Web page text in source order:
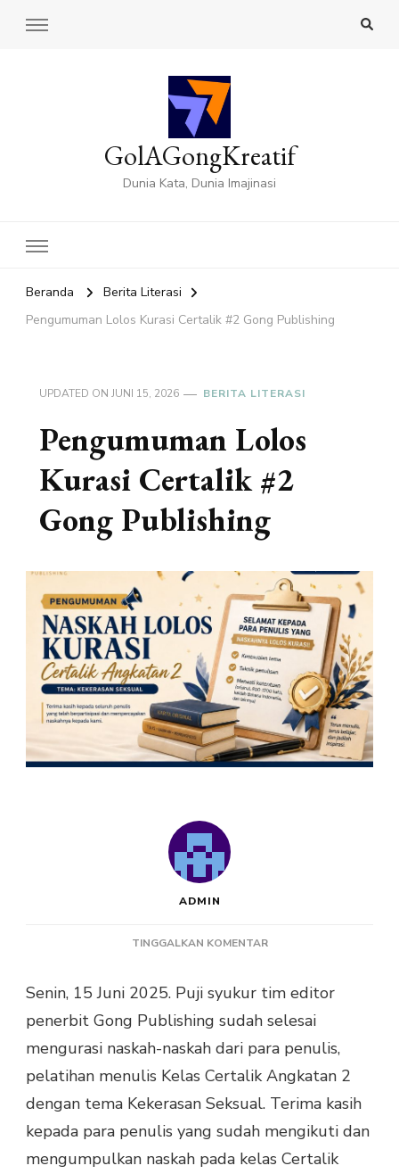
GolAGongKreatif
Dunia Kata, Dunia Imajinasi
Beranda
Berita Literasi
Pengumuman Lolos Kurasi Certalik #2 Gong Publishing
UPDATED ON JUNI 15, 2026 BERITA LITERASI
Pengumuman Lolos
Kurasi Certalik #2
Gong Publishing
ADMIN
TINGGALKAN KOMENTARPADA
KURASI
CERTALIK
GONG
PUBLISHING
Senin, 15 Juni 2025. Puji syukur tim editor
penerbit Gong Publishing sudah selesai
mengurasi naskah-naskah dari para penulis,
pelatihan menulis Kelas Certalik Angkatan 2
dengan tema Kekerasan Seksual. Terima kasih
kepada para penulis yang sudah mengikuti dan
mengumpulkan naskah pada kelas Certalik